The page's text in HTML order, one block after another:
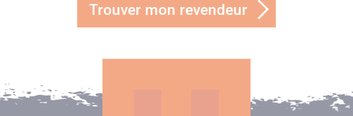
Trouver mon revendeur